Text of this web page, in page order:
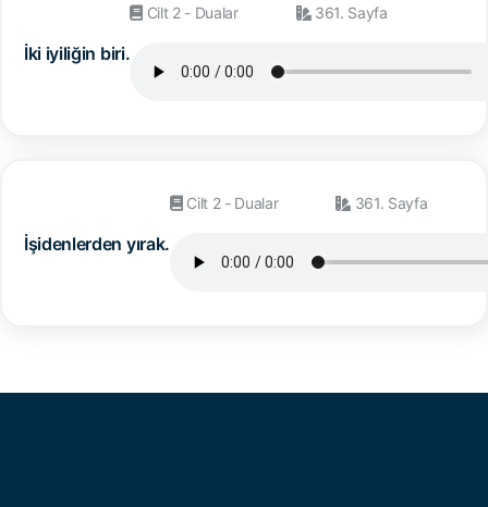
İki iyiliğin biri.
Cilt 2 - Dualar 361. Sayfa
İşidenlerden yırak.
Cilt 2 - Dualar 361. Sayfa